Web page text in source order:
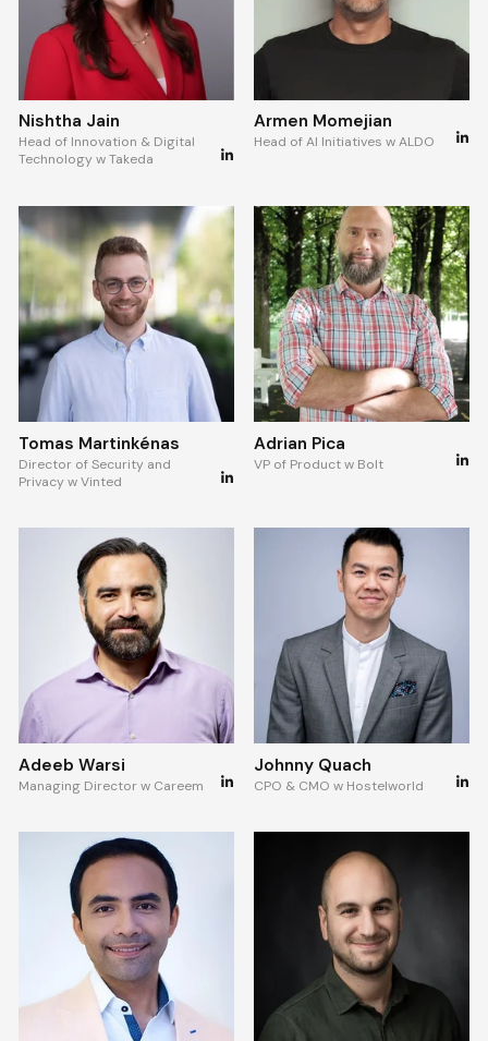
Nishtha Jain
Head of Innovation & Digital
Technology w Takeda
Armen Momejian
Head of AI Initiatives w ALDO
Tomas Martinkénas
Director of Security and
Privacy w Vinted
Adrian Pica
VP of Product w Bolt
Adeeb Warsi
Managing Director w Careem
Johnny Quach
CPO & CMO w Hostelworld